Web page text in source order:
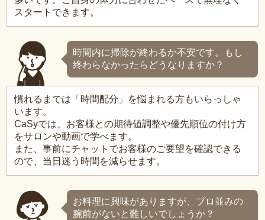
スタートできます。
時間内に掃除が終わるか不安です。もし
終わらなかったらどうなりますか？
慣れるまでは「時間配分」を悩まれる方もいらっしゃ
います。
CaSyでは、お客様との期待値調整や優先順位の付け方
をサロンや動画で学べます。
また、事前にチャットでお客様のご要望を確認できる
ので、当日迷う時間を減らせます。
お料理に興味がありますが、プロ並みの
腕前がないと難しいでしょうか？